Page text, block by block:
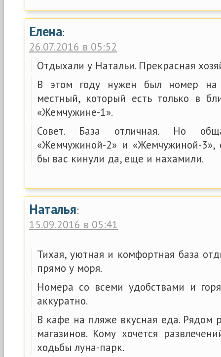
Елена:
26.07.2016 в 05:52
Отдыхали у Натальи. Прекрасная
В этом году нужен был номер
местный, который есть только в
«Жемчужине-1».
Совет. База отличная. Но
«Жемчужиной-2» и «Жемчужиной-3»,
бы вас кинули да, еще и нахамили.
Наталья:
15.09.2016 в 05:41
Тихая, уютная и комфортная база
прямо у моря.
Номера со всеми удобствами и
аккуратно.
В кафе на пляже вкусная еда. Рядом
магазинов. Кому хочется
ходьбы луна-парк.